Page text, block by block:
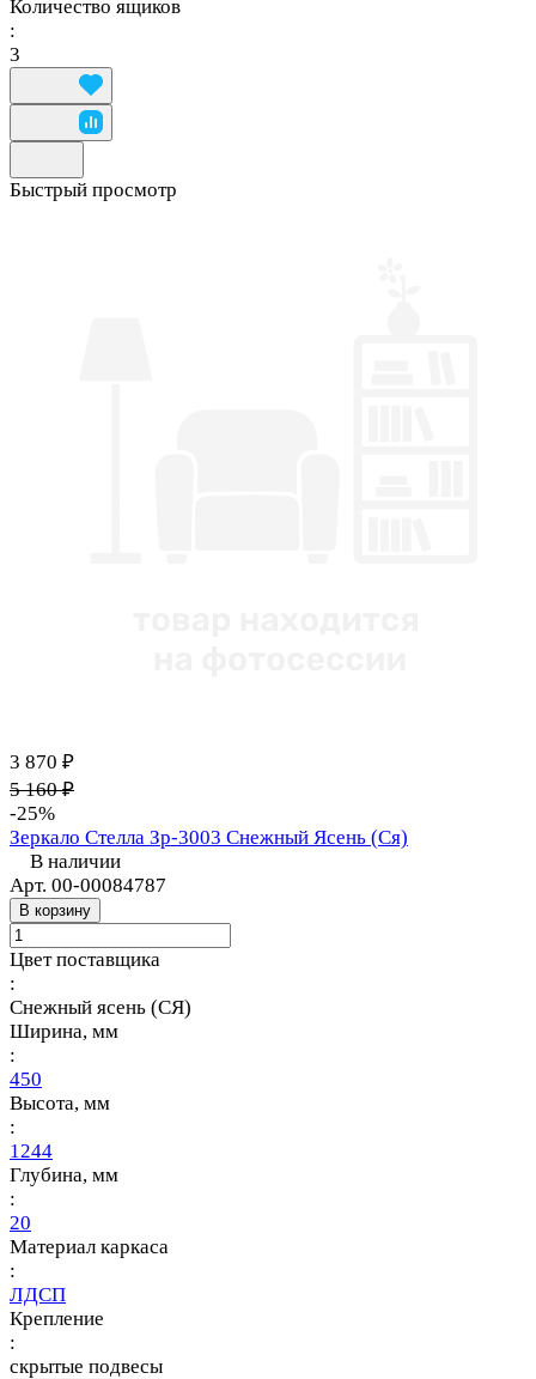
Количество ящиков
:
3
Быстрый просмотр
3 870 ₽
5 160 ₽
-25%
Зеркало Стелла Зр-3003 Снежный Ясень (Ся)
В наличии
Арт. 00-00084787
В корзину
Цвет поставщика
:
Снежный ясень (СЯ)
Ширина, мм
:
450
Высота, мм
:
1244
Глубина, мм
:
20
Материал каркаса
:
ЛДСП
Крепление
:
скрытые подвесы